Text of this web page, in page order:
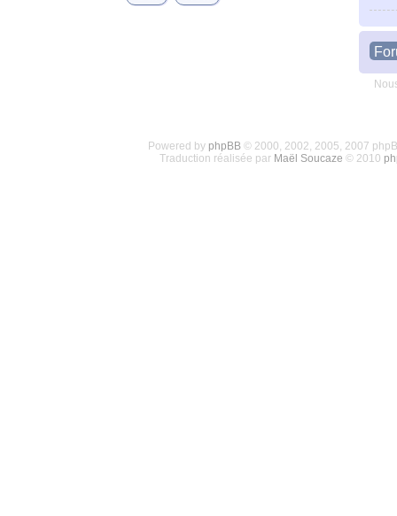
Powered by phpBB© 2000, 2002, 2005, 2007
Traduction réalisée par Maël Soucaze © 2010